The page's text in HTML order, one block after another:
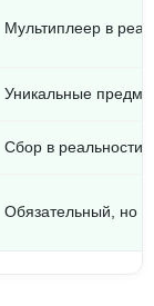
Мультиплеер в
Уникальные
Сбор в реальности
Обязательный, но